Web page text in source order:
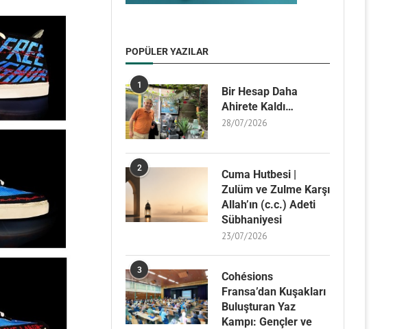
POPÜLER YAZILAR
1
Bir Hesap Daha
Ahirete Kaldı…
28/07/2026
2
Cuma Hutbesi |
Zulüm ve Zulme Karşı
Allah’ın (c.c.) Adeti
Sübhaniyesi
23/07/2026
3
Cohésions
Fransa’dan Kuşakları
Buluşturan Yaz
Kampı: Gençler ve